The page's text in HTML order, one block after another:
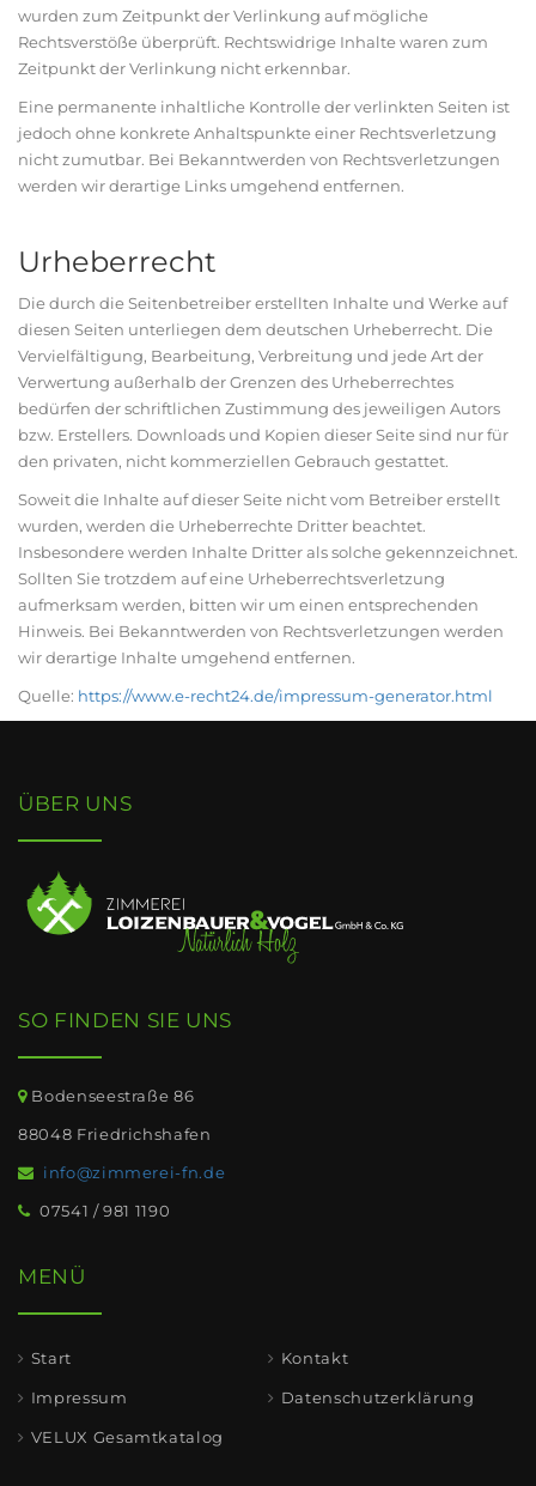
wurden zum Zeitpunkt der Verlinkung auf mögliche
Rechtsverstöße überprüft. Rechtswidrige Inhalte waren zum
Zeitpunkt der Verlinkung nicht erkennbar.
Eine permanente inhaltliche Kontrolle der verlinkten Seiten ist
jedoch ohne konkrete Anhaltspunkte einer Rechtsverletzung
nicht zumutbar. Bei Bekanntwerden von Rechtsverletzungen
werden wir derartige Links umgehend entfernen.
Urheberrecht
Die durch die Seitenbetreiber erstellten Inhalte und Werke auf
diesen Seiten unterliegen dem deutschen Urheberrecht. Die
Vervielfältigung, Bearbeitung, Verbreitung und jede Art der
Verwertung außerhalb der Grenzen des Urheberrechtes
bedürfen der schriftlichen Zustimmung des jeweiligen Autors
bzw. Erstellers. Downloads und Kopien dieser Seite sind nur für
den privaten, nicht kommerziellen Gebrauch gestattet.
Soweit die Inhalte auf dieser Seite nicht vom Betreiber erstellt
wurden, werden die Urheberrechte Dritter beachtet.
Insbesondere werden Inhalte Dritter als solche gekennzeichnet.
Sollten Sie trotzdem auf eine Urheberrechtsverletzung
aufmerksam werden, bitten wir um einen entsprechenden
Hinweis. Bei Bekanntwerden von Rechtsverletzungen werden
wir derartige Inhalte umgehend entfernen.
Quelle: https://www.e-recht24.de/impressum-generator.html
ÜBER UNS
SO FINDEN SIE UNS
Bodenseestraße 86
88048 Friedrichshafen
info@zimmerei-fn.de
07541 / 981 1190
MENÜ
Start Kontakt
Impressum Datenschutzerklärung
VELUX Gesamtkatalog